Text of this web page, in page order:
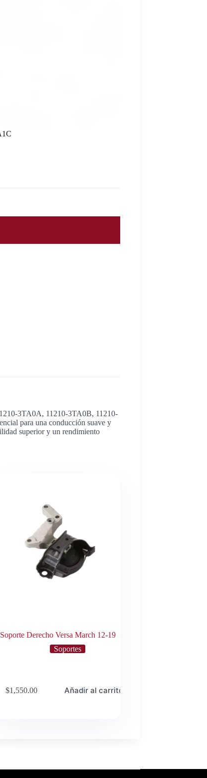
3TA0A, 11210-3TA0B, 11210-
para una conducción suave y
superior y un rendimiento
Soporte Derecho Versa March 12-19
Soportes
$1,550.00 Añadir al carrito